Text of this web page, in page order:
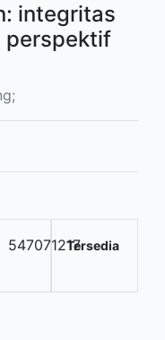
integritas
perspektif
547071217Tersedia